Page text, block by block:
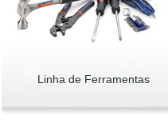
Linha de Ferramentas